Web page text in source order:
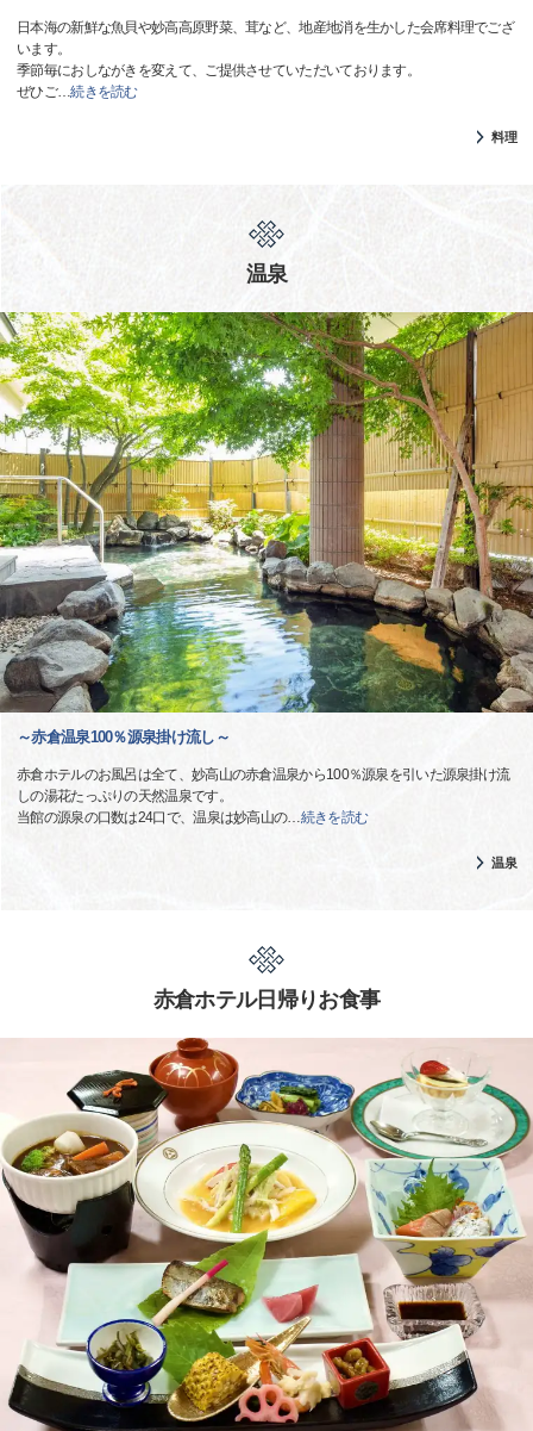
日本海の新鮮な魚貝や妙高高原野菜、茸など、地産地消を生かした会席料理でござ
います。
季節毎におしながきを変えて、ご提供させていただいております。
ぜひご…続きを読む
料理
温泉
～赤倉温泉100％源泉掛け流し～
赤倉ホテルのお風呂は全て、妙高山の赤倉温泉から100％源泉を引いた源泉掛け流
しの湯花たっぷりの天然温泉です。
当館の源泉の口数は24口で、温泉は妙高山の…続きを読む
温泉
赤倉ホテル日帰りお食事